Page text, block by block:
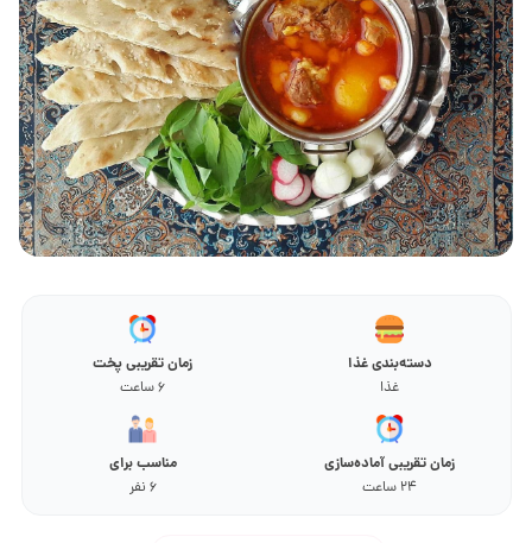
دسته‌بندی غذا
غذا
زمان تقریبی پخت
6 ساعت
زمان تقریبی آماده‌سازی
24 ساعت
مناسب برای
6 نفر